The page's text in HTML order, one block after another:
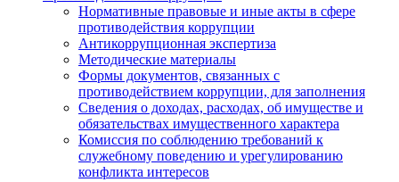
Нормативные правовые и иные акты в сфере
противодействия коррупции
Антикоррупционная экспертиза
Методические материалы
Формы документов, связанных с
противодействием коррупции, для заполнения
Сведения о доходах, расходах, об имуществе и
обязательствах имущественного характера
Комиссия по соблюдению требований к
служебному поведению и урегулированию
конфликта интересов